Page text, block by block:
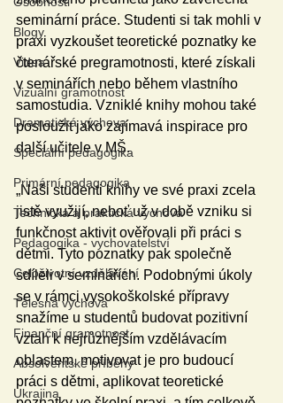
Blogy
Videa
Vizuální gramotnost
Dramatická výchova
Speciální pedagogika
Primární pedagogika
Technická a praktická výchova
Pedagogika - vychovatelství
Celoživotní vzdělávání
Tělesná výchova
Finanční gramotnost
Absolventské příběhy
Ukrajina
seminární práce. Studenti si tak mohli v
praxi vyzkoušet teoretické poznatky ke
čtenářské pregramotnosti, které získali
v seminářích nebo během vlastního
samostudia. Vzniklé knihy mohou také
posloužit jako zajímavá inspirace pro
další učitele v MŠ.
„Naši studenti knihy ve své praxi zcela
jistě využijí, neboť už v době vzniku si
funkčnost aktivit ověřovali při práci s
dětmi. Tyto poznatky pak společně
sdíleli v seminářích. Podobnými úkoly
se v rámci vysokoškolské přípravy
snažíme u studentů budovat pozitivní
vztah k nejrůznějším vzdělávacím
oblastem, motivovat je pro budoucí
práci s dětmi, aplikovat teoretické